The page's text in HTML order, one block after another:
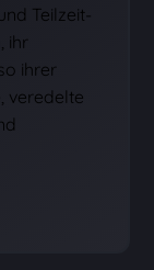
Teilzeit-
ihr
ihrer
veredelte